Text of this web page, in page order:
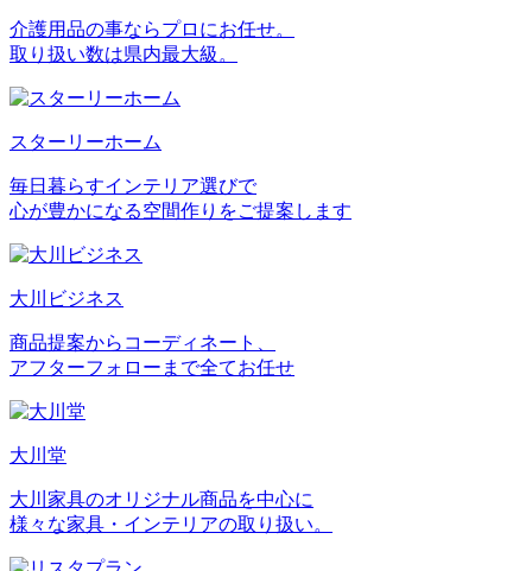
介護用品の事ならプロにお任せ。
取り扱い数は県内最大級。
スターリーホーム
毎日暮らすインテリア選びで
心が豊かになる空間作りをご提案します
大川ビジネス
商品提案からコーディネート、
アフターフォローまで全てお任せ
大川堂
大川家具のオリジナル商品を中心に
様々な家具・インテリアの取り扱い。